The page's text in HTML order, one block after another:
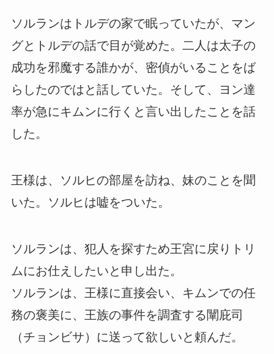
ソルランはトルデの家で眠っていたが、マン
グとトルデの話で目が覚めた。二人は太子の
成功を邪魔する誰かが、密偵がいることをば
らしたのではと話していた。そして、ヨン達
率が急にキムンに行くと言い出したことを話
した。
王様は、ソルヒの部屋を訪ね、妹のことを聞
いた。ソルヒは嘘をついた。
ソルランは、犯人を探すため王宮に戻りトリ
ムにお仕えしたいと申し出た。
ソルランは、王様に直接会い、キムンでの任
務の褒美に、王族の事件を調査する闡庇司
（チョンビサ）に送って欲しいと頼んだ。